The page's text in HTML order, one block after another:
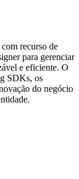
recurso de
para gerenciar
e eficiente. O
SDKs, os
do negócio